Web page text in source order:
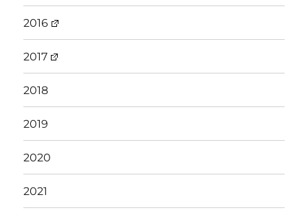
2016
2017
2018
2019
2020
2021